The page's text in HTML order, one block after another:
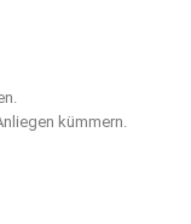
kümmern.